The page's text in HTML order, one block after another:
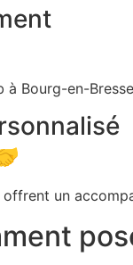
à Bourg-en-
un